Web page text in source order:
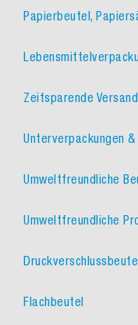
Papierbeutel,
Zeitsparende
Unterverpackungen
Umweltfreundliche
Umweltfreundliche
Druckverschlussbeutel
Flachbeutel